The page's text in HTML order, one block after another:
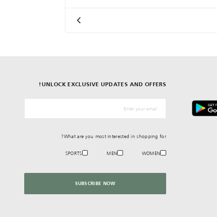
UNLOCK EXCLUSIVE UPDATES AND OFFERS!
What are you most interested in shopping for?
WOMEN
MEN
SPORTS
SUBSCRIBE NOW